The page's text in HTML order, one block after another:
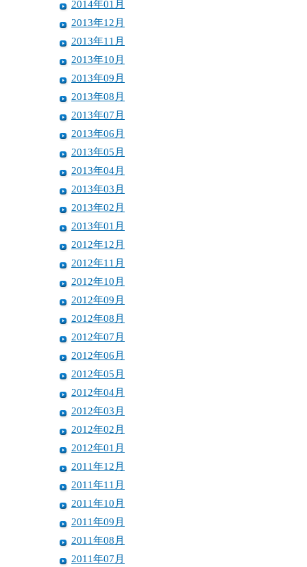
2014年01月
2013年12月
2013年11月
2013年10月
2013年09月
2013年08月
2013年07月
2013年06月
2013年05月
2013年04月
2013年03月
2013年02月
2013年01月
2012年12月
2012年11月
2012年10月
2012年09月
2012年08月
2012年07月
2012年06月
2012年05月
2012年04月
2012年03月
2012年02月
2012年01月
2011年12月
2011年11月
2011年10月
2011年09月
2011年08月
2011年07月